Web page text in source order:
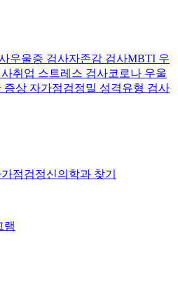
우울증 검사자존감 검사MBTI 우
취업 스트레스 검사코로나 우울
증상 자가점검정밀 성격유형 검사
점검정신의학과 찾기
램